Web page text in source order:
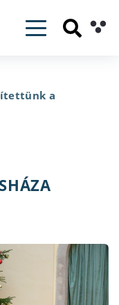
Toggle
a